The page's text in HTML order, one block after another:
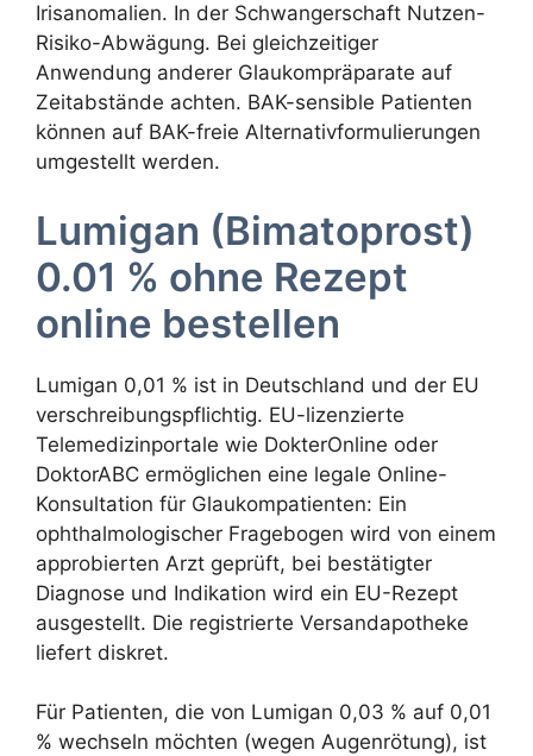
Irisanomalien. In der Schwangerschaft Nutzen-
Risiko-Abwägung. Bei gleichzeitiger
Anwendung anderer Glaukompräparate auf
Zeitabstände achten. BAK-sensible Patienten
können auf BAK-freie Alternativformulierungen
umgestellt werden.
Lumigan (Bimatoprost)
0.01 % ohne Rezept
online bestellen
Lumigan 0,01 % ist in Deutschland und der EU
verschreibungspflichtig. EU-lizenzierte
Telemedizinportale wie DokterOnline oder
DoktorABC ermöglichen eine legale Online-
Konsultation für Glaukompatienten: Ein
ophthalmologischer Fragebogen wird von einem
approbierten Arzt geprüft, bei bestätigter
Diagnose und Indikation wird ein EU-Rezept
ausgestellt. Die registrierte Versandapotheke
liefert diskret.
Für Patienten, die von Lumigan 0,03 % auf 0,01
% wechseln möchten (wegen Augenrötung), ist